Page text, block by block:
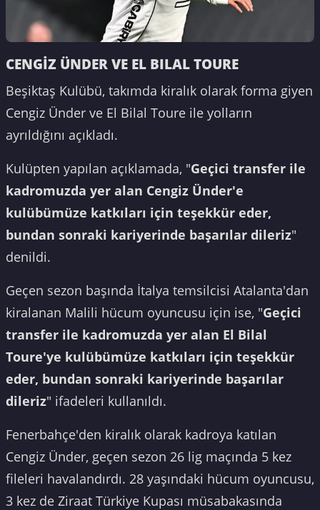
CENGİZ ÜNDER VE EL BILAL TOURE
Beşiktaş Kulübü, takımda kiralık olarak forma giyen
Cengiz Ünder ve El Bilal Toure ile yolların
ayrıldığını açıkladı.
Kulüpten yapılan açıklamada, "Geçici transfer ile
kadromuzda yer alan Cengiz Ünder'e
kulübümüze katkıları için teşekkür eder,
bundan sonraki kariyerinde başarılar dileriz"
denildi.
Geçen sezon başında İtalya temsilcisi Atalanta'dan
kiralanan Malili hücum oyuncusu için ise, "Geçici
transfer ile kadromuzda yer alan El Bilal
Toure'ye kulübümüze katkıları için teşekkür
eder, bundan sonraki kariyerinde başarılar
dileriz" ifadeleri kullanıldı.
Fenerbahçe'den kiralık olarak kadroya katılan
Cengiz Ünder, geçen sezon 26 lig maçında 5 kez
fileleri havalandırdı. 28 yaşındaki hücum oyuncusu,
3 kez de Ziraat Türkiye Kupası müsabakasında